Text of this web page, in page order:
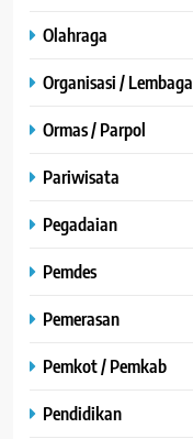
Olahraga
Organisasi / Lembaga
Ormas / Parpol
Pariwisata
Pegadaian
Pemdes
Pemerasan
Pemkot / Pemkab
Pendidikan